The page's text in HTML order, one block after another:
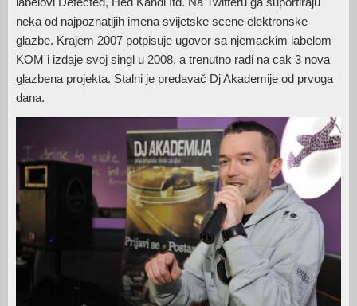
neka od najpoznatijih imena svijetske scene elektronske
glazbe. Krajem 2007 potpisuje ugovor sa njemackim labelom
KOM i izdaje svoj singl u 2008, a trenutno radi na cak 3 nova
glazbena projekta. Stalni je predavač Dj Akademije od prvoga
dana.